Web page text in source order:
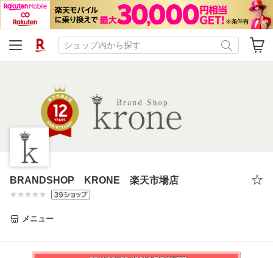
BRANDSHOP KRONE 楽天市場店
メニュー